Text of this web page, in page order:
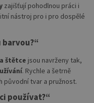
zajišťují pohodlnou práci i
nástroj pro i pro dospělé
barvou?“
štětce jsou navrženy tak,
. Rychle a šetrně
původní tvar a pružnost.
používat?“